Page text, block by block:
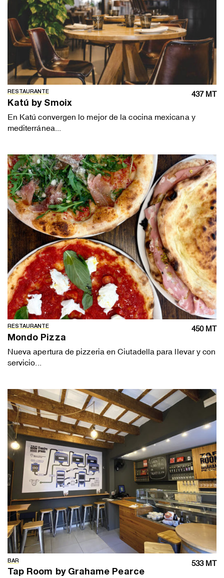
RESTAURANTE 437 MT
Katú by Smoix
En Katú convergen lo mejor de la cocina mexicana y
mediterránea...
RESTAURANTE 450 MT
Mondo Pizza
Nueva apertura de pizzeria en Ciutadella para llevar y con
servicio...
BAR 533 MT
Tap Room by Grahame Pearce